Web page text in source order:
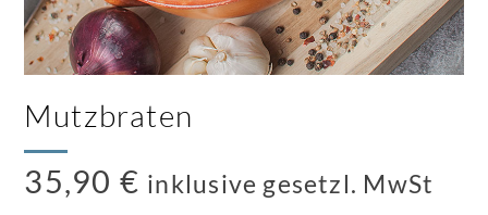
Mutzbraten
35,90 € inklusive gesetzl. MwSt